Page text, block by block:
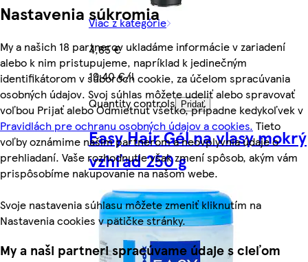
Nastavenia súkromia
My a našich 18 partnerov ukladáme informácie v zariadení
alebo k nim pristupujeme, napríklad k jedinečným
identifikátorom v súboroch cookie, za účelom spracúvania
osobných údajov. Svoj súhlas môžete udeliť alebo spravovať
voľbou Prijať alebo Odmietnuť všetko, prípadne kedykoľvek v
Pravidlách pre ochranu osobných údajov a cookies. Tieto
voľby oznámime našim partnerom a neovplyvnia údaje o
prehliadaní. Vaše rozhodnutie však zmení spôsob, akým vám
prispôsobíme nakupovanie na našom webe.
Svoje nastavenia súhlasu môžete zmeniť kliknutím na
Nastavenia cookies v pätičke stránky.
My a naši partneri spracúvame údaje s cieľom
Viac z kategórie
4,85 €
19,40 €/l
Quantity controls Pridať
Easy Hair Gél na vlasy mokrý
vzhľad 250 g